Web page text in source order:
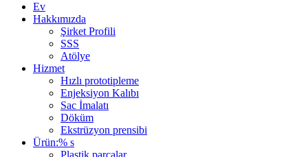
Ev
Hakkımızda
Şirket Profili
SSS
Atölye
Hizmet
Hızlı prototipleme
Enjeksiyon Kalıbı
Sac İmalatı
Döküm
Ekstrüzyon prensibi
Ürün:% s
Plastik parçalar